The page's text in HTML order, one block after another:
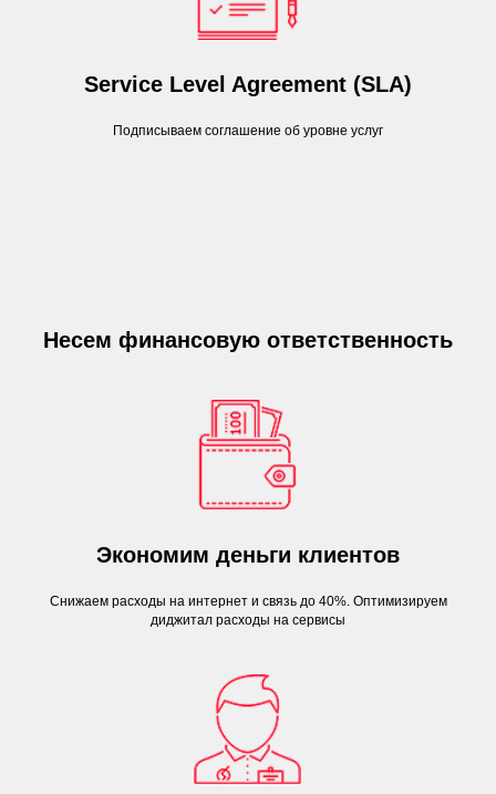
Service Level Agreement (SLA)
Подписываем соглашение об уровне услуг
Несем финансовую ответственность
Экономим деньги клиентов
Снижаем расходы на интернет и связь до 40%. Оптимизируем
диджитал расходы на сервисы